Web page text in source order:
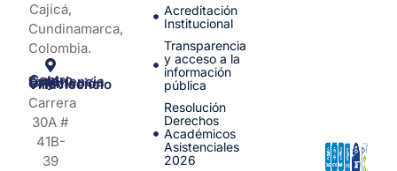
Cajicá,
Cundinamarca,
Colombia.
Centro de Experiencia y Orientación Villavicencio
Carrera
30A #
41B-
39
Acreditación
Institucional
Transparencia
y acceso a la
información
pública
Resolución
Derechos
Académicos
Asistenciales
2026